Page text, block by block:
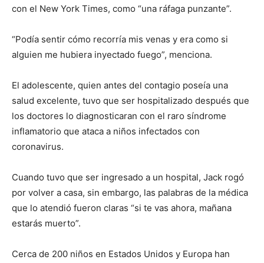
con el New York Times, como “una ráfaga punzante”.
“Podía sentir cómo recorría mis venas y era como si
alguien me hubiera inyectado fuego”, menciona.
El adolescente, quien antes del contagio poseía una
salud excelente, tuvo que ser hospitalizado después que
los doctores lo diagnosticaran con el raro síndrome
inflamatorio que ataca a niños infectados con
coronavirus.
Cuando tuvo que ser ingresado a un hospital, Jack rogó
por volver a casa, sin embargo, las palabras de la médica
que lo atendió fueron claras “si te vas ahora, mañana
estarás muerto”.
Cerca de 200 niños en Estados Unidos y Europa han